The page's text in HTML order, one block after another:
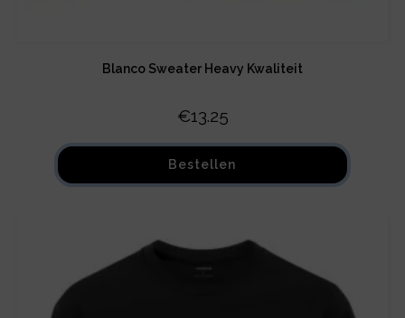
Blanco Sweater Heavy Kwaliteit
€13.25
Bestellen